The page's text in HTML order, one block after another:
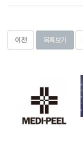
이전 목록보기